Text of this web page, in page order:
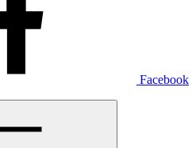
Facebook